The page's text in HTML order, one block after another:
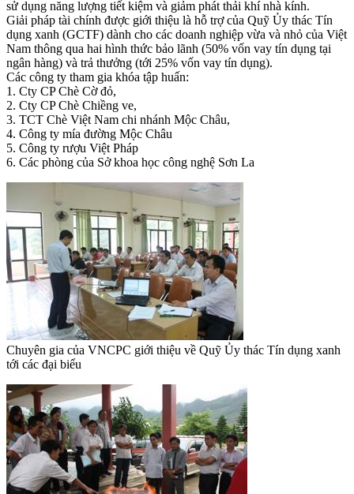
sử dụng năng lượng tiết kiệm và giảm phát thải khí nhà kính.
Giải pháp tài chính được giới thiệu là hỗ trợ của Quỹ Ủy thác Tín
dụng xanh (GCTF) dành cho các doanh nghiệp vừa và nhỏ của Việt
Nam thông qua hai hình thức bảo lãnh (50% vốn vay tín dụng tại
ngân hàng) và trả thưởng (tới 25% vốn vay tín dụng).
Các công ty tham gia khóa tập huấn:
1. Cty CP Chè Cờ đỏ,
2. Cty CP Chè Chiềng ve,
3. TCT Chè Việt Nam chi nhánh Mộc Châu,
4. Công ty mía đường Mộc Châu
5. Công ty rượu Việt Pháp
6. Các phòng của Sở khoa học công nghệ Sơn La
Chuyên gia của VNCPC giới thiệu về Quỹ Ủy thác Tín dụng xanh
tới các đại biểu